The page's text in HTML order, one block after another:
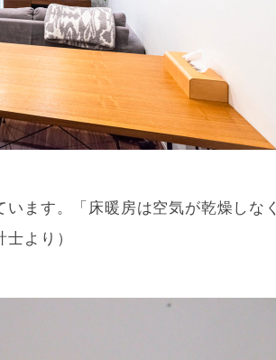
ます。「床暖房は空気が乾燥しなく
士より）